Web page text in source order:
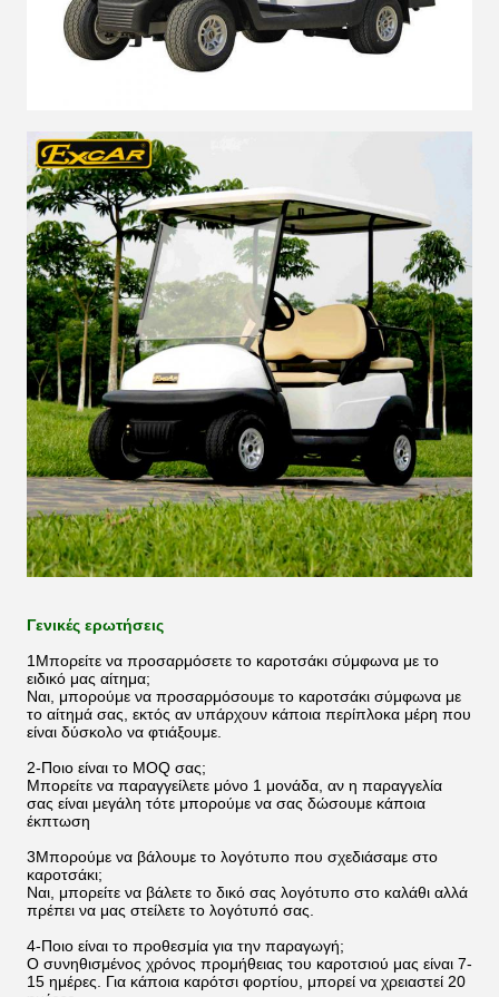
Γενικές ερωτήσεις
1Μπορείτε να προσαρμόσετε το καροτσάκι σύμφωνα με το
ειδικό μας αίτημα;
Ναι, μπορούμε να προσαρμόσουμε το καροτσάκι σύμφωνα με
το αίτημά σας, εκτός αν υπάρχουν κάποια περίπλοκα μέρη που
είναι δύσκολο να φτιάξουμε.
2-Ποιο είναι το MOQ σας;
Μπορείτε να παραγγείλετε μόνο 1 μονάδα, αν η παραγγελία
σας είναι μεγάλη τότε μπορούμε να σας δώσουμε κάποια
έκπτωση
3Μπορούμε να βάλουμε το λογότυπο που σχεδιάσαμε στο
καροτσάκι;
Ναι, μπορείτε να βάλετε το δικό σας λογότυπο στο καλάθι αλλά
πρέπει να μας στείλετε το λογότυπό σας.
4-Ποιο είναι το προθεσμία για την παραγωγή;
Ο συνηθισμένος χρόνος προμήθειας του καροτσιού μας είναι 7-
15 ημέρες. Για κάποια καρότσι φορτίου, μπορεί να χρειαστεί 20